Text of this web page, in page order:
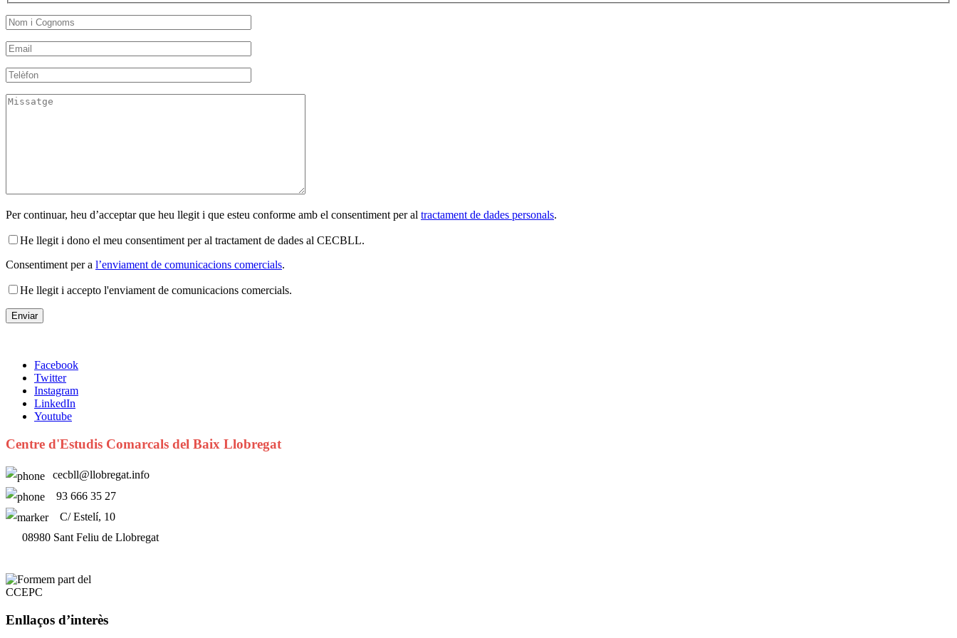
Per continuar, heu d’acceptar que heu llegit i que esteu conforme amb el consentiment per al tractament de dades personals.
He llegit i dono el meu consentiment per al tractament de dades al CECBLL.
Consentiment per a l’enviament de comunicacions comercials.
He llegit i accepto l'enviament de comunicacions comercials.
Facebook
Twitter
Instagram
LinkedIn
Youtube
Centre d'Estudis Comarcals del Baix Llobregat
cecbll@llobregat.info
93 666 35 27
C/ Estelí, 10
08980 Sant Feliu de Llobregat
Enllaços d’interès